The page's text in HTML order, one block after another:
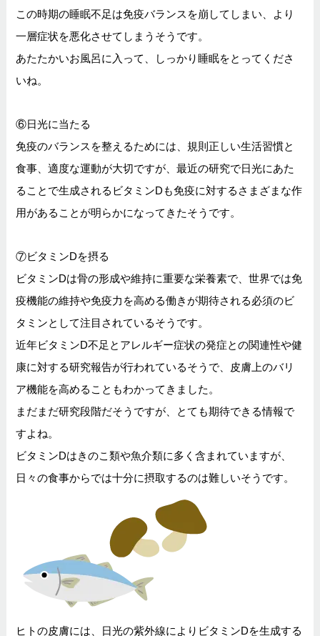
この時期の睡眠不足は免疫バランスを崩してしまい、より
一層症状を悪化させてしまうそうです。
あたたかいお風呂に入って、しっかり睡眠をとってくださ
いね。
⑥日光に当たる
免疫のバランスを整えるためには、規則正しい生活習慣と
食事、適度な運動が大切ですが、最近の研究で日光にあた
ることで生成されるビタミンDも免疫に対するさまざまな作
用があることが明らかになってきたそうです。
⑦ビタミンDを摂る
ビタミンDは骨の形成や維持に重要な栄養素で、世界では免
疫機能の維持や免疫力を高める働きが期待される必須のビ
タミンとして注目されているそうです。
近年ビタミンD不足とアレルギー症状の発症との関連性や健
康に対する研究報告が行われているそうで、皮膚上のバリ
ア機能を高めることもわかってきました。
まだまだ研究段階だそうですが、とても期待できる情報で
すよね。
ビタミンDはきのこ類や魚介類に多く含まれていますが、
日々の食事からでは十分に摂取するのは難しいそうです。
ヒトの皮膚には、日光の紫外線によりビタミンDを生成する